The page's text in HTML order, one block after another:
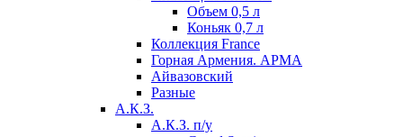
Объем 0,5 л
Коньяк 0,7 л
Коллекция France
Горная Армения. АРМА
Айвазовский
Разные
А.К.З.
А.К.З. п/у